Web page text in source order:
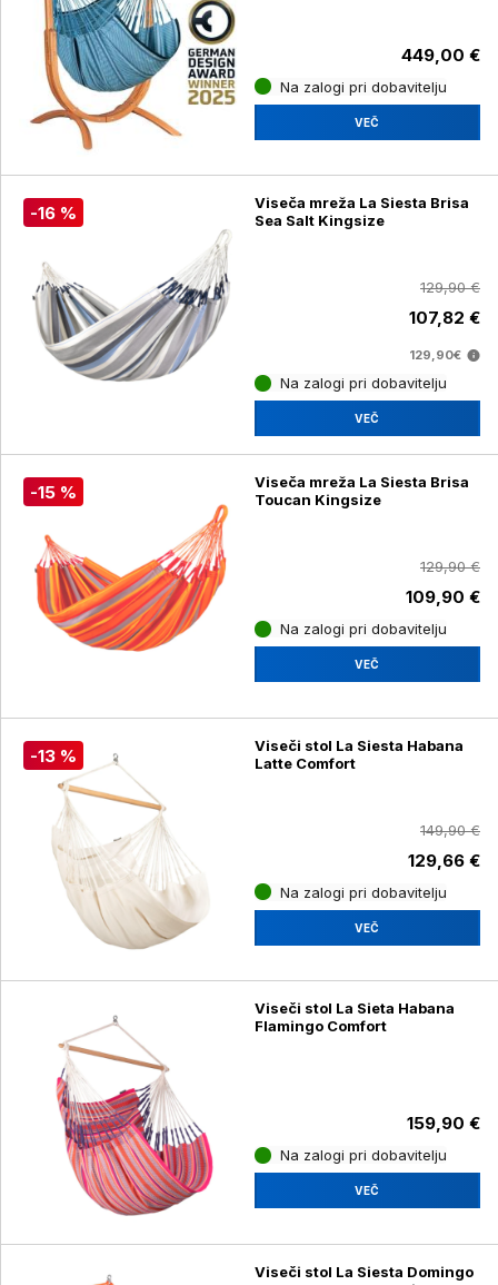
449,00 €
Na zalogi pri dobavitelju
VEČ
-16 %
Viseča mreža La Siesta Brisa
Sea Salt Kingsize
129,90 €
107,82 €
129,90€
Na zalogi pri dobavitelju
VEČ
-15 %
Viseča mreža La Siesta Brisa
Toucan Kingsize
129,90 €
109,90 €
Na zalogi pri dobavitelju
VEČ
-13 %
Viseči stol La Siesta Habana
Latte Comfort
149,90 €
129,66 €
Na zalogi pri dobavitelju
VEČ
Viseči stol La Sieta Habana
Flamingo Comfort
159,90 €
Na zalogi pri dobavitelju
VEČ
Viseči stol La Siesta Domingo